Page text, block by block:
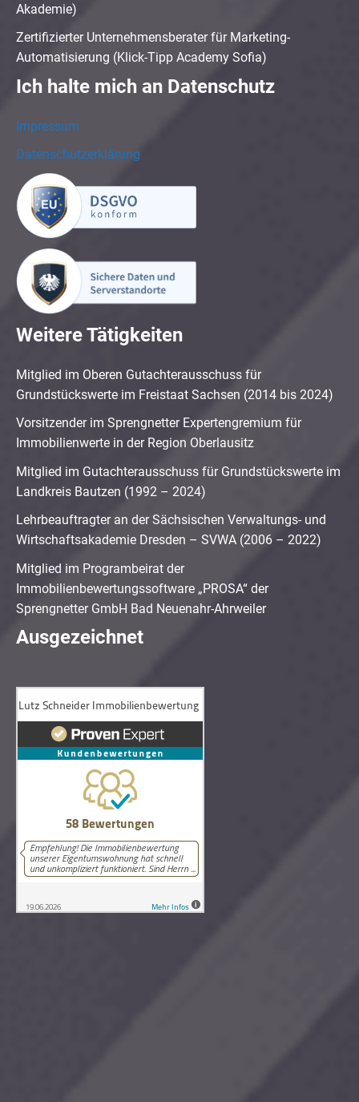
Akademie)
Zertifizierter Unternehmensberater für Marketing-
Automatisierung (Klick-Tipp Academy Sofia)
Ich halte mich an Datenschutz
Impressum
Datenschutzerklärung
Weitere Tätigkeiten
Mitglied im Oberen Gutachterausschuss für
Grundstückswerte im Freistaat Sachsen (2014 bis 2024)
Vorsitzender im Sprengnetter Expertengremium für
Immobilienwerte in der Region Oberlausitz
Mitglied im Gutachterausschuss für Grundstückswerte im
Landkreis Bautzen (1992 – 2024)
Lehrbeauftragter an der Sächsischen Verwaltungs- und
Wirtschaftsakademie Dresden – SVWA (2006 – 2022)
Mitglied im Programbeirat der
Immobilienbewertungssoftware „PROSA“ der
Sprengnetter GmbH Bad Neuenahr-Ahrweiler
Ausgezeichnet